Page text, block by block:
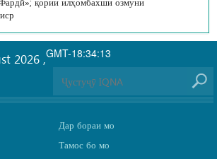
GMT-18:34:13
2026 ,
Дар бораи мо
Тамос бо мо